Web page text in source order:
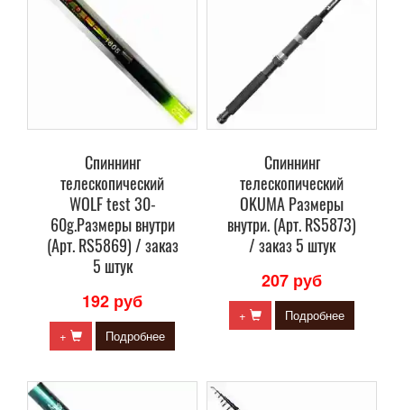
Спиннинг
телескопический
WOLF test 30-
60g.Размеры внутри
(Арт. RS5869) / заказ
5 штук
192 руб
+ Подробнее
Спиннинг
телескопический
OKUMA Размеры
внутри. (Арт. RS5873)
/ заказ 5 штук
207 руб
+ Подробнее